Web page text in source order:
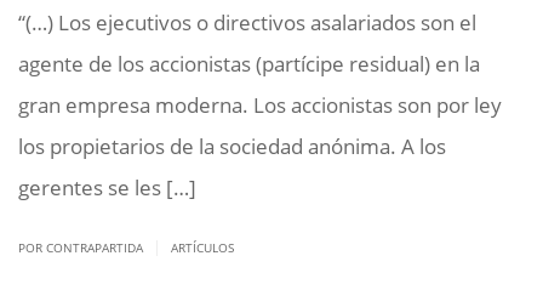
“(…) Los ejecutivos o directivos asalariados son el
agente de los accionistas (partícipe residual) en la
gran empresa moderna. Los accionistas son por ley
los propietarios de la sociedad anónima. A los
gerentes se les […]
POR CONTRAPARTIDA ARTÍCULOS